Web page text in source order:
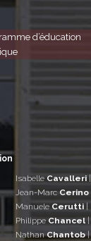
d’éducation
Isabelle Cavalleri |
Jean-Marc Cerino
Manuele Cerutti |
Philippe Chancel |
NathanChantob|